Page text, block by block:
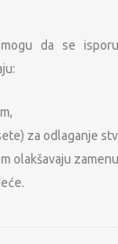
da se
za odlaganje
olakšavaju